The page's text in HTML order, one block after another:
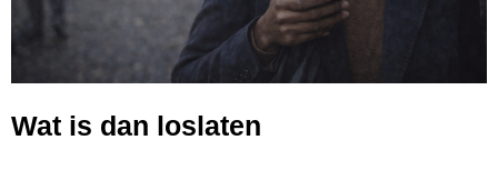
Wat is dan loslaten